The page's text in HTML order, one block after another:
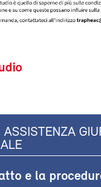
e la